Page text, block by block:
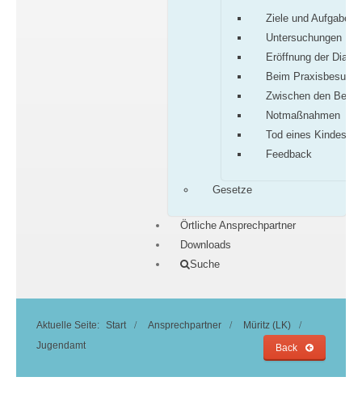
Ziele und Aufgaben
Untersuchungen
Eröffnung der
Beim Praxisbesuch
Zwischen den
Notmaßnahmen
Tod eines Kindes
Feedback
Gesetze
Örtliche Ansprechpartner
Downloads
Suche
Aktuelle Seite: Start Ansprechpartner
Müritz (LK)
Jugendamt
Back